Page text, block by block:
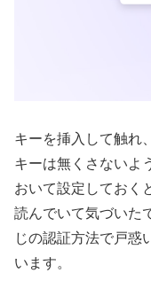
キーを挿入して触れ
キーは無くさないよ
おいて設定しておく
読んでいて気づいた
じの認証方法で戸惑
います。